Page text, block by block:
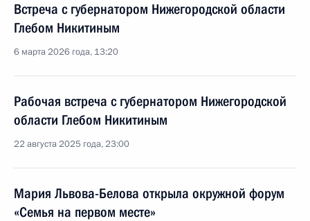
Встреча с губернатором Нижегородской области
Глебом Никитиным
6 марта 2026 года, 13:20
Рабочая встреча с губернатором Нижегородской
области Глебом Никитиным
22 августа 2025 года, 23:00
Мария Львова-Белова открыла окружной форум
«Семья на первом месте»